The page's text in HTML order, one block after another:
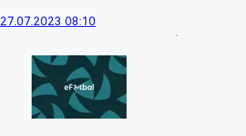
27.07.2023 08:10